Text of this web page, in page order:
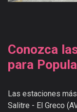
Programación
Galerías
Videos
Versiones
anteriores
Conozca
para
Las estaciones
Salitre - El Greco